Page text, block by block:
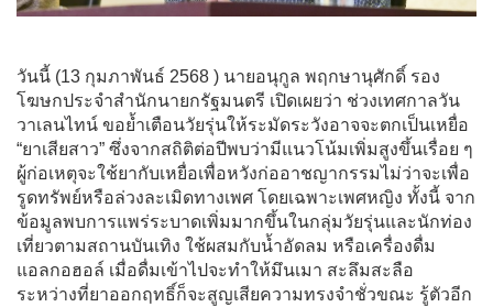
วันนี้ (13 กุมภาพันธ์ 2568 ) นายอนุกูล พฤกษานุศักดิ์ รอง
โฆษกประจำสำนักนายกรัฐมนตรี เปิดเผยว่า ช่วงเทศกาลวัน
วาเลนไทน์ ขอย้ำเตือนวัยรุ่นให้ระมัดระวังอาจจะตกเป็นเหยื่อ
“ยาเสียสาว” ซึ่งจากสถิติต่อปีพบว่ามีแนวโน้มเพิ่มสูงขึ้นเรื่อย ๆ
ผู้ก่อเหตุจะใช้ยากับเหยื่อเพื่อหวังก่ออาชญากรรมไม่ว่าจะเพื่อ
รูดทรัพย์หรือล่วงละเมิดทางเพศ โดยเฉพาะเพศหญิง ทั้งนี้ จาก
ข้อมูลพบการแพร่ระบาดเพิ่มมากขึ้นในกลุ่มวัยรุ่นและนักท่อง
เที่ยวตามสถานบันเทิง ใช้ผสมกับน้ำอัดลม หรือเครื่องดื่ม
แอลกอฮอล์ เมื่อดื่มเข้าไปจะทำให้มึนเมา สะลึมสะลือ
ระหว่างที่ยาออกฤทธิ์ก็จะสูญเสียความทรงจำชั่วขณะ รู้ตัวอีก